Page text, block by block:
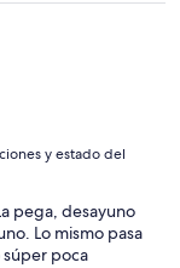
y estado del
pega, desayuno
Lo mismo pasa
poca